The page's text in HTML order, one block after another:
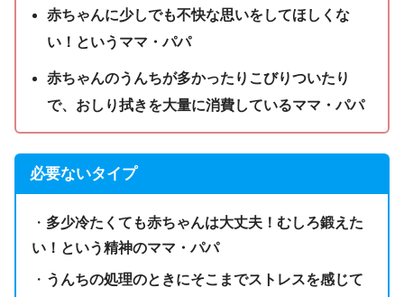
赤ちゃんに少しでも不快な思いをしてほしくな
い！というママ・パパ
赤ちゃんのうんちが多かったりこびりついたり
で、おしり拭きを大量に消費しているママ・パパ
必要ないタイプ
・ 多少冷たくても赤ちゃんは大丈夫！むしろ鍛えた
い！という精神のママ・パパ
・ うんちの処理のときにそこまでストレスを感じて